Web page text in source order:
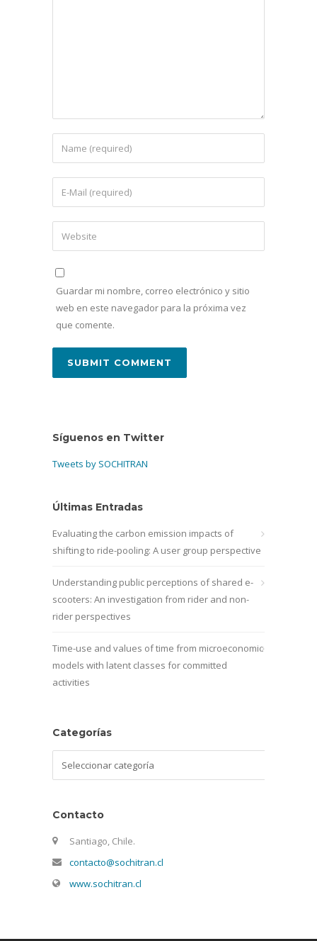
Guardar mi nombre, correo electrónico y sitio
web en este navegador para la próxima vez
que comente.
Síguenos en Twitter
Tweets by SOCHITRAN
Últimas Entradas
Evaluating the carbon emission impacts of
shifting to ride-pooling: A user group perspective
Understanding public perceptions of shared e-
scooters: An investigation from rider and non-
rider perspectives
Time-use and values of time from microeconomic
models with latent classes for committed
activities
Categorías
Contacto
Santiago, Chile.
contacto@sochitran.cl
www.sochitran.cl